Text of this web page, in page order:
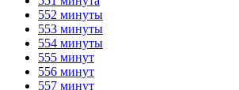
552 минуты
553 минуты
554 минуты
555 минут
556 минут
557 минут